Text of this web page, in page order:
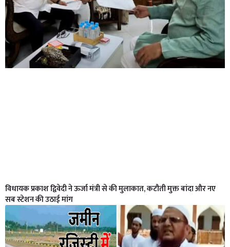
विधायक प्रकाश द्विवेदी ने ऊर्जा मंत्री से की मुलाकात, कटौती मुक्त बांदा और नए
सब स्टेशन की उठाई मांग